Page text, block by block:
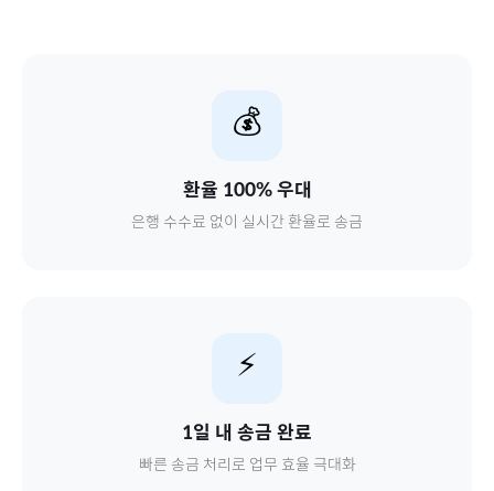
💰
환율 100% 우대
은행 수수료 없이 실시간 환율로 송금
⚡
1일 내 송금 완료
빠른 송금 처리로 업무 효율 극대화